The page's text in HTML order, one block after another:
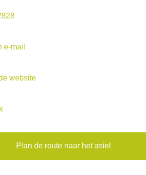
e-mail
website
Plan de route naar het asiel